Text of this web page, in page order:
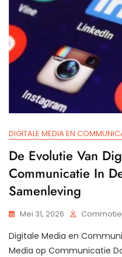
DIGITALE MEDIA EN
De Evolutie Van
Communicatie In
Samenleving
Mei 31, 2026 Commotie
Digitale Media en
Media op Communicatie